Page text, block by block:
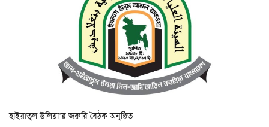
হাইয়াতুল উলিয়া’র জরুরি বৈঠক অনুষ্ঠিত